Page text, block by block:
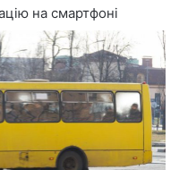
на смартфоні